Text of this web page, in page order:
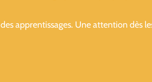
apprentissages. Une attention dès